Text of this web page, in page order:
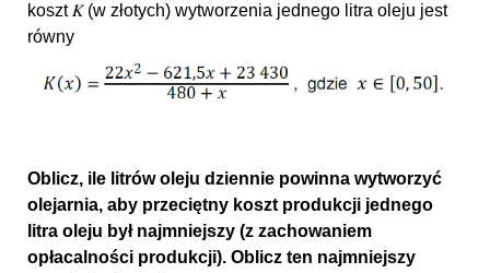
koszt 𝐾 (w złotych) wytworzenia jednego litra oleju jest
równy
Oblicz, ile litrów oleju dziennie powinna wytworzyć
olejarnia, aby przeciętny koszt produkcji jednego
litra oleju był najmniejszy (z zachowaniem
opłacalności produkcji). Oblicz ten najmniejszy